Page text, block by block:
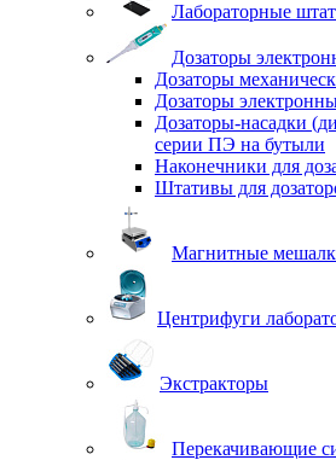
Лабораторные
Дозаторы
Дозаторы
Дозаторы
Дозаторы-насадки
серии ПЭ на бутыли
Наконечники для
Штативы для
Магнитные
Центрифуги
Экстракторы
Перекачивающие